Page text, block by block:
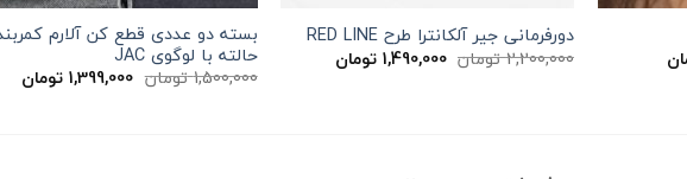
دورفرمانی جیر آلکانترا طرح RED LINE
2,200,000 تومان قیمت
اصلی
1,490,000 تومان
1,490,000 تومان
بسته دو عددی قطع کن آلارم
حالته با لوگوی JAC
1,500,000 تومان قیمت
اصلی
1,399,000 تومان
فعلی